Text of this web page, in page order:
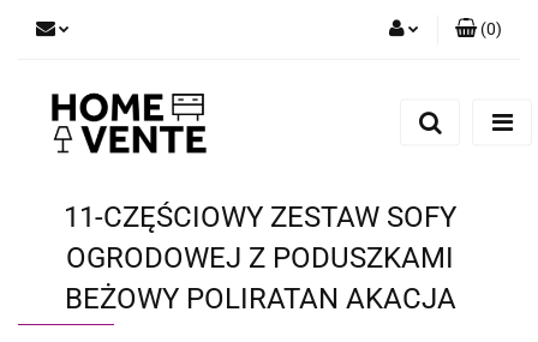
(0)
11-CZĘŚCIOWY ZESTAW SOFY
OGRODOWEJ Z PODUSZKAMI
BEŻOWY POLIRATAN AKACJA